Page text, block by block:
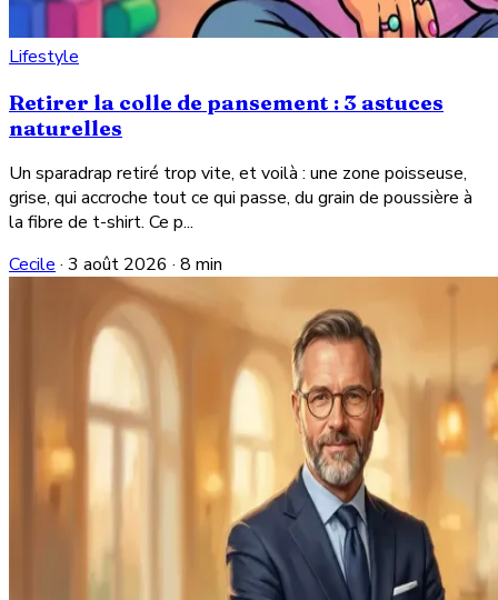
Lifestyle
Retirer la colle de pansement : 3 astuces
naturelles
Un sparadrap retiré trop vite, et voilà : une zone poisseuse,
grise, qui accroche tout ce qui passe, du grain de poussière à
la fibre de t-shirt. Ce p...
Cecile · 3 août 2026 · 8 min